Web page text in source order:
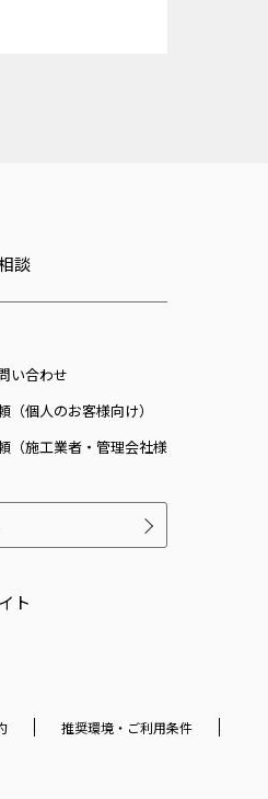
談
い合わせ
（個人のお客様向け）
（施工業者・管理会社様
ト
推奨環境・ご利用条件